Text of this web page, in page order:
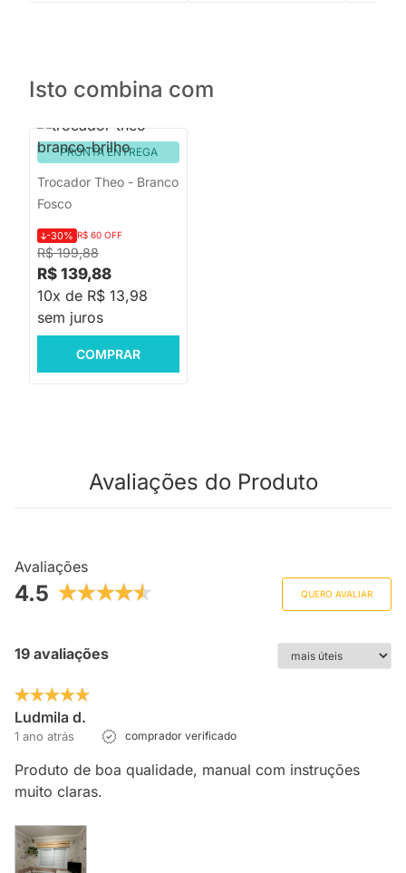
Isto combina com
PRONTA ENTREGA
Trocador Theo - Branco
Fosco
R$ 199,88
-30% R$ 60 OFF
R$ 139,88
10x de R$ 13,98
sem juros
COMPRAR
Avaliações do Produto
Avaliações
4.5 QUERO AVALIAR
19 avaliações
Ludmila d.
1 ano atrás comprador verificado
Produto de boa qualidade, manual com instruções
muito claras.